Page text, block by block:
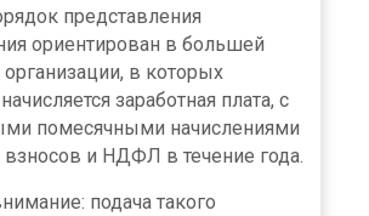
представления
ориентирован в большей
организации, в которых
заработная плата, с
помесячными начислениями
взносов и НДФЛ в течение года.
подача такого